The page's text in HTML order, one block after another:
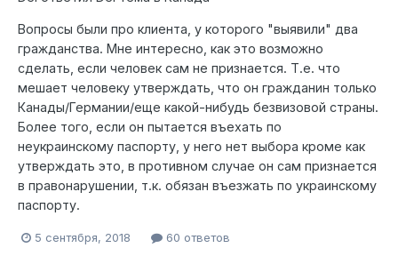
Вопросы были про клиента, у которого "выявили" два
гражданства. Мне интересно, как это возможно
сделать, если человек сам не признается. Т.е. что
мешает человеку утверждать, что он гражданин только
Канады/Германии/еще какой-нибудь безвизовой страны.
Более того, если он пытается въехать по
неукраинскому паспорту, у него нет выбора кроме как
утверждать это, в противном случае он сам признается
в правонарушении, т.к. обязан въезжать по украинскому
паспорту.
5 сентября, 2018 60 ответов